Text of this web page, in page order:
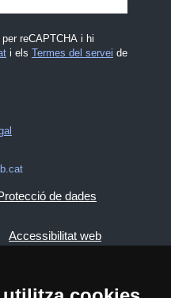
reCAPTCHA i hi
i els Termes del servei de
de dades
Accessibilitat web